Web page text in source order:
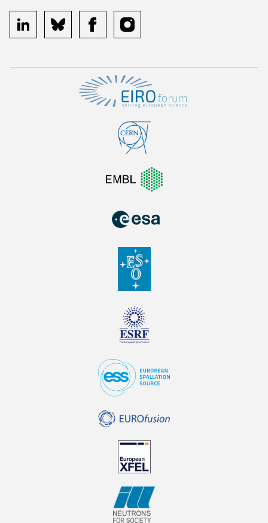
linkedin bluesky facebookinstagram